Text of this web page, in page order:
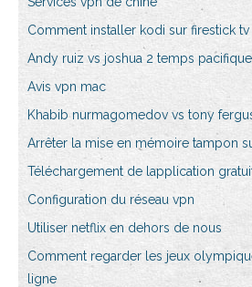
Comment installer kodi sur firestick tv
Andy ruiz vs joshua 2 temps pacifique
Avis vpn mac
Khabib nurmagomedov vs tony
Arrêter la mise en mémoire tampon
Téléchargement de lapplication
Configuration du réseau vpn
Utiliser netflix en dehors de nous
Comment regarder les jeux
ligne